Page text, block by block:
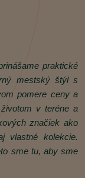
praktické
mestský štýl s
pomere ceny a
v teréne a
značiek ako
vlastné kolekcie.
sme tu, aby sme